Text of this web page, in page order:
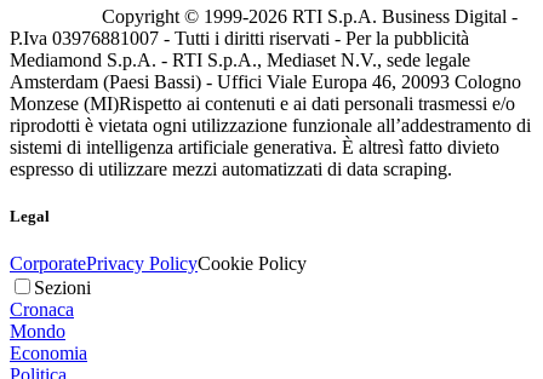
Copyright © 1999-2026 RTI S.p.A. Business Digital -
P.Iva 03976881007 - Tutti i diritti riservati - Per la pubblicità
Mediamond S.p.A. - RTI S.p.A., Mediaset N.V., sede legale
Amsterdam (Paesi Bassi) - Uffici Viale Europa 46, 20093 Cologno
Monzese (MI)Rispetto ai contenuti e ai dati personali trasmessi e/o
riprodotti è vietata ogni utilizzazione funzionale all’addestramento di
sistemi di intelligenza artificiale generativa. È altresì fatto divieto
espresso di utilizzare mezzi automatizzati di data scraping.
Legal
CorporatePrivacy PolicyCookie Policy
Sezioni
Cronaca
Mondo
Economia
Politica